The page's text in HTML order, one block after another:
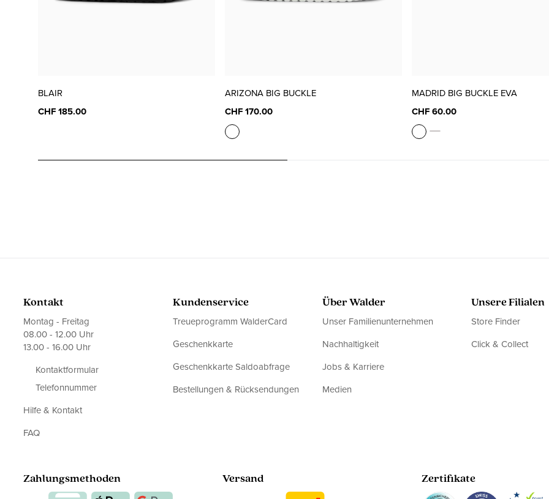
BLAIR
CHF 185.00
ARIZONA BIG BUCKLE
CHF 170.00
MADRID BIG BUCKLE EVA
CHF 60.00
Kontakt
Montag - Freitag
08.00 - 12.00 Uhr
13.00 - 16.00 Uhr
Kontaktformular
Telefonnummer
Hilfe & Kontakt
FAQ
Kundenservice
Treueprogramm WalderCard
Geschenkkarte
Geschenkkarte Saldoabfrage
Bestellungen & Rücksendungen
Über Walder
Unser Familienunternehmen
Nachhaltigkeit
Jobs & Karriere
Medien
Unsere Filialen
Store Finder
Click & Collect
Zahlungsmethoden Versand Zertifikate